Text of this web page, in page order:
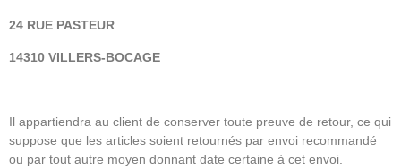
24 RUE PASTEUR
14310 VILLERS-BOCAGE
Il appartiendra au client de conserver toute preuve de retour, ce qui
suppose que les articles soient retournés par envoi recommandé
ou par tout autre moyen donnant date certaine à cet envoi.